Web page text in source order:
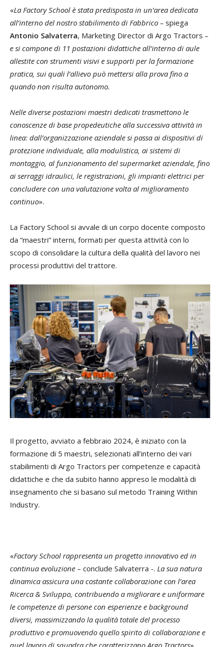
«La Factory School è stata predisposta in un’area dedicata
all’interno del nostro stabilimento di Fabbrico – spiega
Antonio Salvaterra, Marketing Director di Argo Tractors –
e si compone di 11 postazioni didattiche all’interno di aule
allestite con strumenti visivi e supporti per la formazione
pratica, sui quali l’allievo può mettersi alla prova fino a
quando non risulta autonomo.
Nelle diverse postazioni maestri dedicati trasmettono le
conoscenze di base propedeutiche alla successiva attività in
linea: dall’organizzazione aziendale si passa ai dispositivi di
protezione individuale, alla modulistica, ai sistemi di
montaggio, al funzionamento del supermarket aziendale, fino
ai serraggi idraulici, le registrazioni, gli impianti elettrici per
concludere con una valutazione volta al miglioramento
continuo».
La Factory School si avvale di un corpo docente composto
da “maestri” interni, formati per questa attività con lo
scopo di consolidare la cultura della qualità del lavoro nei
processi produttivi del trattore.
Il progetto, avviato a febbraio 2024, è iniziato con la
formazione di 5 maestri, selezionati all’interno dei vari
stabilimenti di Argo Tractors per competenze e capacità
didattiche e che da subito hanno appreso le modalità di
insegnamento che si basano sul metodo Training Within
Industry.
«Factory School rappresenta un progetto innovativo ed in
continua evoluzione – conclude Salvaterra -. La sua natura
dinamica assicura una costante collaborazione con l’area
Ricerca & Sviluppo, contribuendo a migliorare e uniformare
le competenze di persone con esperienze e background
diversi, massimizzando la qualità totale del processo
produttivo e promuovendo quello spirito di collaborazione e
quel lavoro di squadra che caratterizzano Argo Tractors».